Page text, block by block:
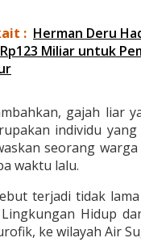
: Herman Deru
Miliar untuk
gajah liar
individu
seorang
waktu lalu.
terjadi tidak
Hidup
ke wilayah Air